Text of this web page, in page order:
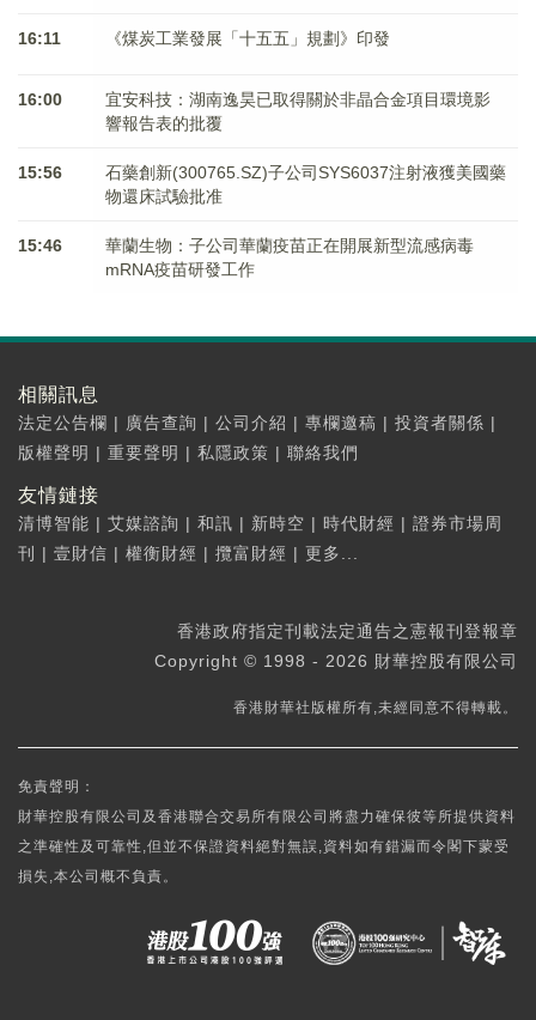
16:11 《煤炭工業發展「十五五」規劃》印發
16:00
宜安科技：湖南逸昊已取得關於非晶合金項目環境影
響報告表的批覆
15:56
石藥創新(300765.SZ)子公司SYS6037注射液獲美國藥
物還床試驗批准
15:46
華蘭生物：子公司華蘭疫苗正在開展新型流感病毒
mRNA疫苗研發工作
相關訊息
法定公告欄 | 廣告查詢 | 公司介紹 | 專欄邀稿 | 投資者關係 |
版權聲明 | 重要聲明 | 私隱政策 | 聯絡我們
友情鏈接
清博智能 | 艾媒諮詢 | 和訊 | 新時空 | 時代財經 | 證券市場周
刊
| 壹財信 | 權衡財經 | 攬富財經 | 更多...
香港政府指定刊載法定通告之憲報刊登報章
Copyright © 1998 - 2026 財華控股有限公司
香港財華社版權所有,未經同意不得轉載。
免責聲明：
財華控股有限公司及香港聯合交易所有限公司將盡力確保彼等所提供資料
之準確性及可靠性,但並不保證資料絕對無誤,資料如有錯漏而令閣下蒙受
損失,本公司概不負責。